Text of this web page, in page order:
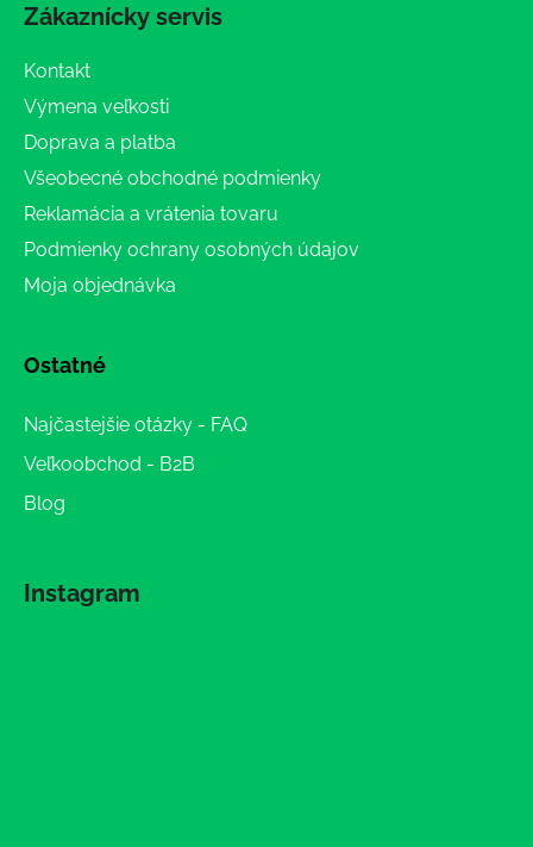
Zákaznícky servis
Kontakt
Výmena veľkosti
Doprava a platba
Všeobecné obchodné podmienky
Reklamácia a vrátenia tovaru
Podmienky ochrany osobných údajov
Moja objednávka
Ostatné
Najčastejšie otázky - FAQ
Veľkoobchod - B2B
Blog
Instagram